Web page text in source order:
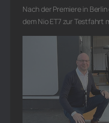
Nach der Premiere in
dem Nio ET7 zur Testfahrt